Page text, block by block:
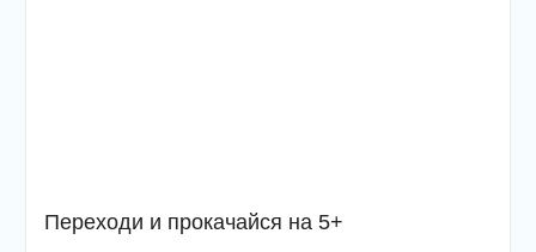
Переходи и прокачайся на 5+